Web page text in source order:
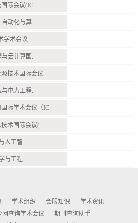
际会议(IC.
自动化与算.
学术会议.
与云计算国.
技术国际会议.
与电力工程.
际学术会议（IC.
术国际会议(.
人工智.
与工程.
学术组织 会服知识
学术资讯
网查询学术会议
期刊查询助手